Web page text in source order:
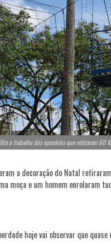
o trabalho dos operários que retiraram 60
a decoração do Natal
moça e um homem enrolaram
hoje vai observar que